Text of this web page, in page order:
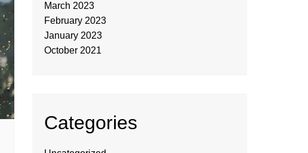
March 2023
February 2023
January 2023
October 2021
Categories